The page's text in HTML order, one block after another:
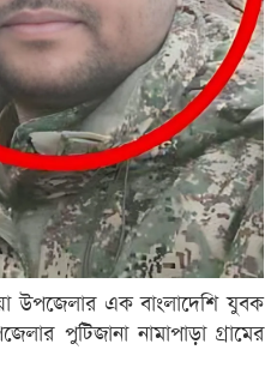
উপজেলার এক বাংলাদেশি যুবক
পুটিজানা নামাপাড়া গ্রামের